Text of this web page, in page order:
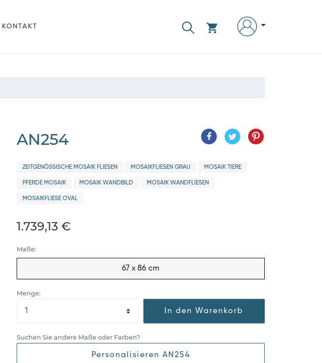
KONTAKT
AN254
ZEITGENÖSSISCHE MOSAIK FLIESEN MOSAIKFLIESEN GRAU MOSAIK TIERE
PFERDE MOSAIK MOSAIK WANDBILD MOSAIK WANDFLIESEN
MOSAIKFLIESE OVAL
1.739,13 €
Maße:
67 x 86 cm
Menge:
In den Warenkorb
Suchen Sie andere Maße oder Farben?
Personalisieren AN254